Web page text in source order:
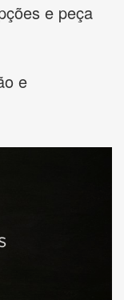
e peça
e